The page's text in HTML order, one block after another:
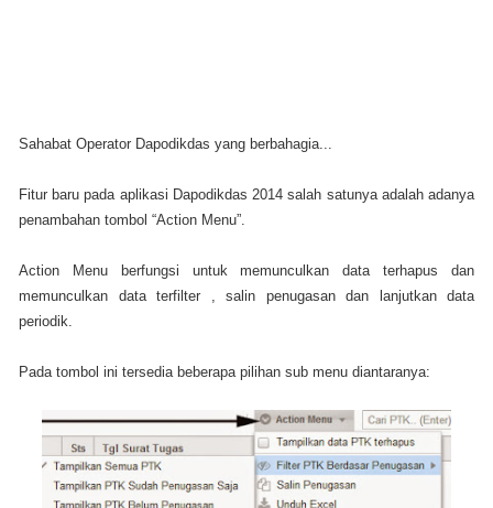
Sahabat Operator Dapodikdas yang berbahagia...
Fitur baru pada aplikasi Dapodikdas 2014 salah satunya adalah adanya
penambahan tombol “Action Menu”.
Action Menu berfungsi untuk memunculkan data terhapus dan
memunculkan data terfilter , salin penugasan dan lanjutkan data
periodik.
Pada tombol ini tersedia beberapa pilihan sub menu diantaranya: